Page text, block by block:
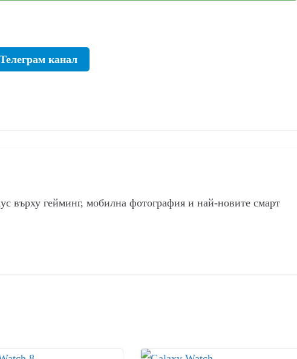
Телеграм канал
върху гейминг, мобилна фотография и най-новите смарт